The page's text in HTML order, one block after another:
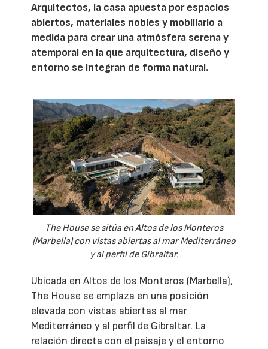
Arquitectos, la casa apuesta por espacios
abiertos, materiales nobles y mobiliario a
medida para crear una atmósfera serena y
atemporal en la que arquitectura, diseño y
entorno se integran de forma natural.
The House se sitúa en Altos de los Monteros
(Marbella) con vistas abiertas al mar Mediterráneo
y al perfil de Gibraltar.
Ubicada en Altos de los Monteros (Marbella),
The House se emplaza en una posición
elevada con vistas abiertas al mar
Mediterráneo y al perfil de Gibraltar. La
relación directa con el paisaje y el entorno